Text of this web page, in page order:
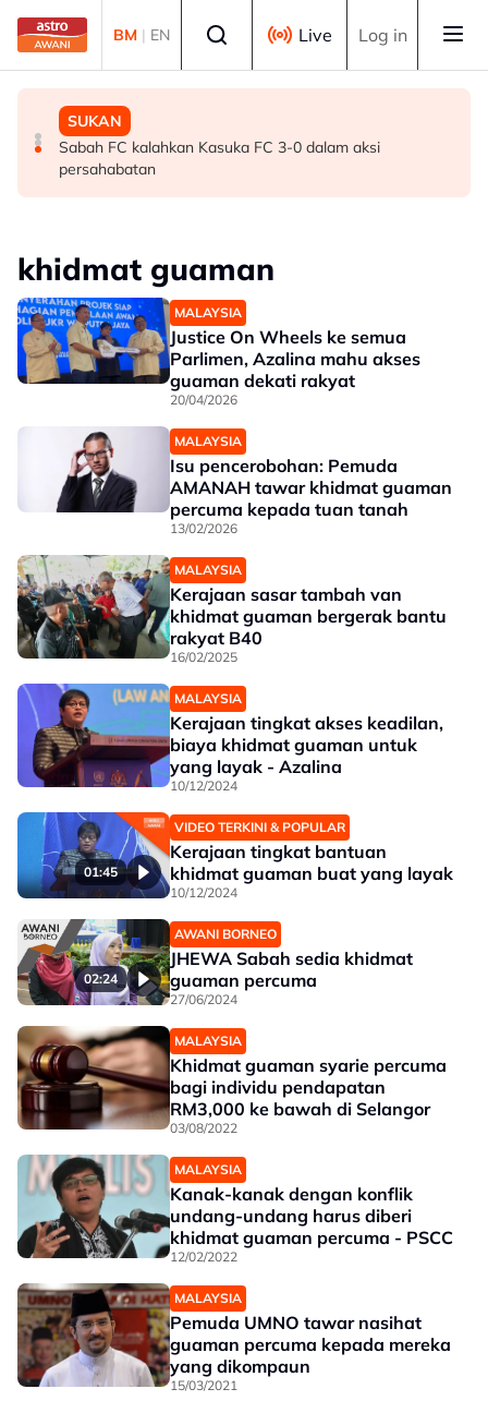
Skip to main content
BM | EN Live Log in
MALAYSIA
Bersediakah Malaysia menghadapi dekad digital
seterusnya?
MALAYSIA
Lelaki tanpa dokumen ditahan, pukul, ugut gantung adik
tiri
SUKAN
Sabah FC kalahkan Kasuka FC 3-0 dalam aksi
persahabatan
khidmat guaman
MALAYSIA
Justice On Wheels ke semua
Parlimen, Azalina mahu akses
guaman dekati rakyat
20/04/2026
MALAYSIA
Isu pencerobohan: Pemuda
AMANAH tawar khidmat guaman
percuma kepada tuan tanah
13/02/2026
MALAYSIA
Kerajaan sasar tambah van
khidmat guaman bergerak bantu
rakyat B40
16/02/2025
MALAYSIA
Kerajaan tingkat akses keadilan,
biaya khidmat guaman untuk
yang layak - Azalina
10/12/2024
01:45
VIDEO TERKINI & POPULAR
Kerajaan tingkat bantuan
khidmat guaman buat yang layak
10/12/2024
02:24
AWANI BORNEO
JHEWA Sabah sedia khidmat
guaman percuma
27/06/2024
MALAYSIA
Khidmat guaman syarie percuma
bagi individu pendapatan
RM3,000 ke bawah di Selangor
03/08/2022
MALAYSIA
Kanak-kanak dengan konflik
undang-undang harus diberi
khidmat guaman percuma - PSCC
12/02/2022
MALAYSIA
Pemuda UMNO tawar nasihat
guaman percuma kepada mereka
yang dikompaun
15/03/2021